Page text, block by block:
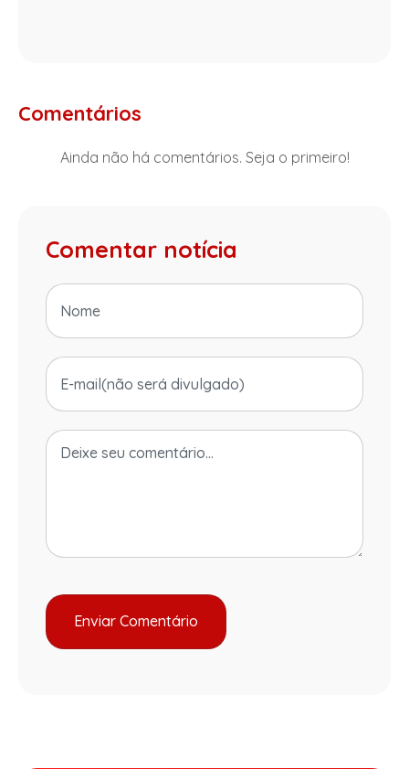
Comentários
Ainda não há comentários. Seja o primeiro!
Comentar notícia